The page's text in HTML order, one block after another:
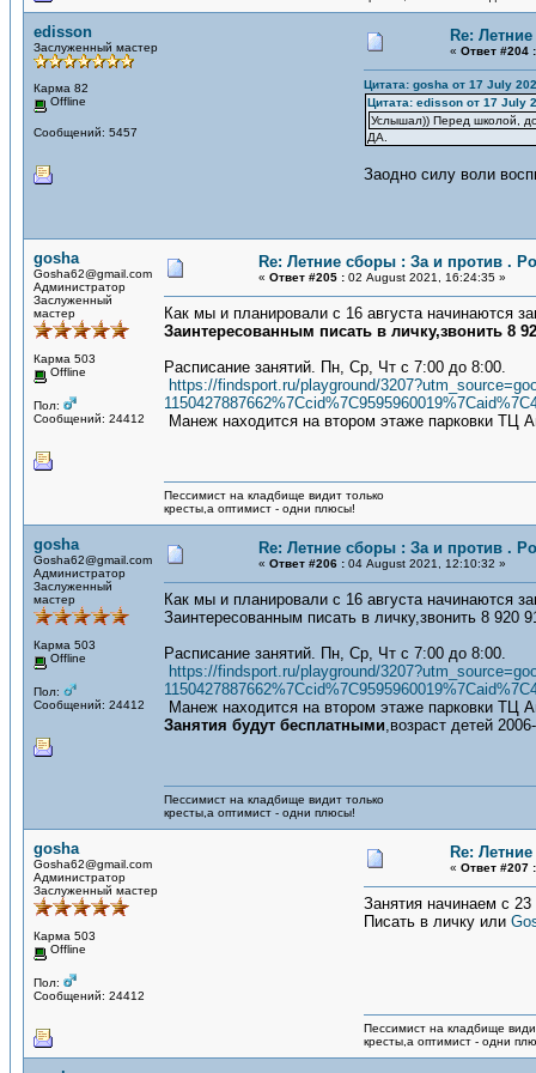
edisson
Заслуженный мастер
Карма 82
Offline
Сообщений: 5457
Re:
« Ответ #204 :
Цитата: gosha от 17 July
Цитата: edisson от 17 July
Услышал)) Перед школой,
ДА.
Заодно силу воли
gosha
Gosha62@gmail.com
Администратор
Заслуженный
мастер
Карма 503
Offline
Пол:
Сообщений: 24412
Re: Летние сборы : За и против .
« Ответ #205 : 02 August 2021, 16:24:35 »
Как мы и планировали с 16 августа начинаются
Заинтересованным писать в личку,звонить 8
Расписание занятий. Пн, Ср, Чт с 7:00 до 8:00.
https://findsport.ru/playground/
Манеж находится на втором этаже парковки ТЦ
Пессимист на кладбище видит только
кресты,а оптимист - одни плюсы!
gosha
Gosha62@gmail.com
Администратор
Заслуженный
мастер
Карма 503
Offline
Пол:
Сообщений: 24412
Re: Летние сборы : За и против .
« Ответ #206 : 04 August 2021, 12:10:32 »
Как мы и планировали с 16 августа начинаются
Заинтересованным писать в личку,звонить 8 920
Расписание занятий. Пн, Ср, Чт с 7:00 до 8:00.
https://findsport.ru/playground/
Манеж находится на втором этаже парковки ТЦ
Занятия будут бесплатными,возраст детей
Пессимист на кладбище видит только
кресты,а оптимист - одни плюсы!
gosha
Gosha62@gmail.com
Администратор
Заслуженный мастер
Карма 503
Offline
Пол:
Сообщений: 24412
Re:
« Ответ #207 :
Занятия начинаем с 23
Писать в личку или
Пессимист на кладбище
кресты,а оптимист - одни